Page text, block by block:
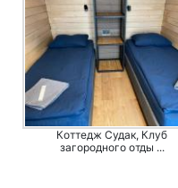
Коттедж Судак, Клуб
загородного отды ...